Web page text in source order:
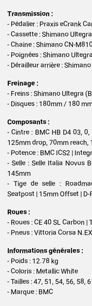
Transmission :
- Pédalier : Praxis eCrank
- Cassette : Shimano
- Chaine : Shimano CN-
- Poignées : Shimano
- Dérailleur arrière :
Freinage :
- Freins : Shimano Ultegra
- Disques : 180mm / 180
Composants :
- Cintre : BMC HB D4 03,
125mm drop, 70mm reach,
- Potence : BMC ICS2 |
- Selle : Selle Italia Novus
145mm
- Tige de selle :
Seatpost | 15mm Offset |
Roues :
- Roues : CE 40 SL Carbon |
- Pneus : Vittoria Corsa
Informations générales :
- Poids : 12.78 kg
- Coloris : Metallic White
- Tailles : 47, 51, 54, 56, 58,
- Marque : BMC